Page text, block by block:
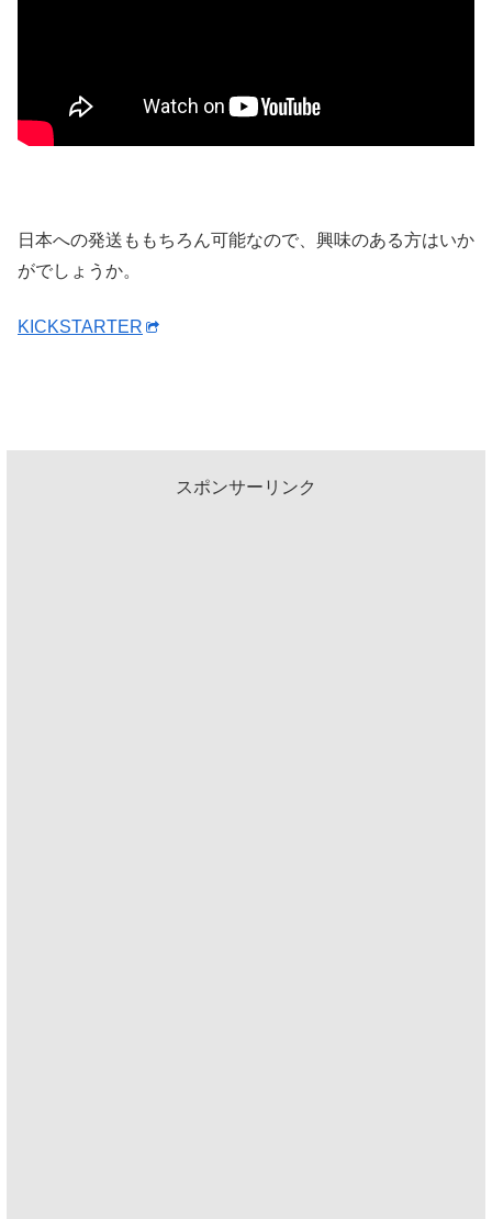
日本への発送ももちろん可能なので、興味のある方はいか
がでしょうか。
KICKSTARTER
スポンサーリンク